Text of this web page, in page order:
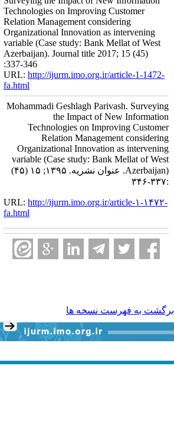
Technologies on Improving Customer
Relation Management considering
Organizational Innovation as intervening
variable (Case study: Bank Mellat of West
Azerbaijan). Journal title 2017; 15 (45)
:337-346
URL: http://ijurm.imo.org.ir/article-1-1472-
fa.html
Mohammadi Geshlagh Parivash. Surveying
the Impact of New Information
Technologies on Improving Customer
Relation Management considering
Organizational Innovation as intervening
variable (Case study: Bank Mellat of West
Azerbaijan). عنوان نشریه. ۱۳۹۵; ۱۵ (۴۵)
:۳۳۷-۳۴۶
URL: http://ijurm.imo.org.ir/article-۱-۱۴۷۲-
fa.html
برگشت به فهرست نسخه ها